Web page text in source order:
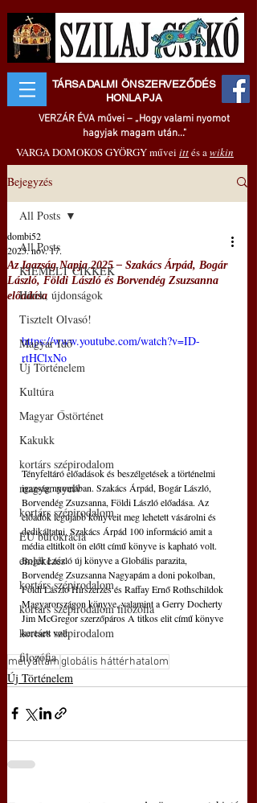
TÁRSADALMI ÖNSZERVEZŐDÉS
HONLAPJA
VERZÁR ÉVA művei – „Hogy valami nyomot
hagyjak magam után..."
VARGA DOMOKOS GYÖRGY művei ittés awikin
Bejegyzés
All Posts
KIEMELT CIKKEK
Hírek, újdonságok
Tisztelt Olvasó!
Magyar Idő
Új Történelem
Kultúra
Magyar Őstörténet
Kakukk
kortárs szépirodalom
magyar nyelv
kortárs szépirodalom
EU bürokrácia
emlékezés
kortárs szépirodalom
kortárs szépirodalom filozófia
kortárs szépirodalom
filozófia
All Posts
Az Igazság Napja 2025 ‒ Szakács Árpád, Bogár
László, Földi László és Borvendég Zsuzsanna
előadása
dombi52
2025. nov. 17.
https://www.youtube.com/watch?v=ID-
rtHClxNo
Tényfeltáró előadások és beszélgetések a történelmi
igazság nyomában. Szakács Árpád, Bogár László,
Borvendég Zsuzsanna, Földi László előadása. Az
előadók legújabb könyveit meg lehetett vásárolni és
dedikáltatni. Szakács Árpád 100 információ amit a
média eltitkolt ön előtt című könyve is kapható volt.
Bogár László új könyve a Globális parazita,
Borvendég Zsuzsanna Nagyapám a doni pokolban,
Földi László Hírszerzés és Raffay Ernő Rothschildok
Magyarországon könyve, valamint a Gerry Docherty
Jim McGregor szerzőpáros A titkos elit című könyve
keresett volt.
mélyállamglobális háttérhatalom
Új Történelem